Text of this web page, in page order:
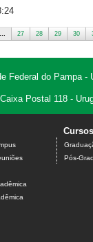
27 28 29 30
Federal do Pampa -
Postal 118 -
Cursos
Pós-